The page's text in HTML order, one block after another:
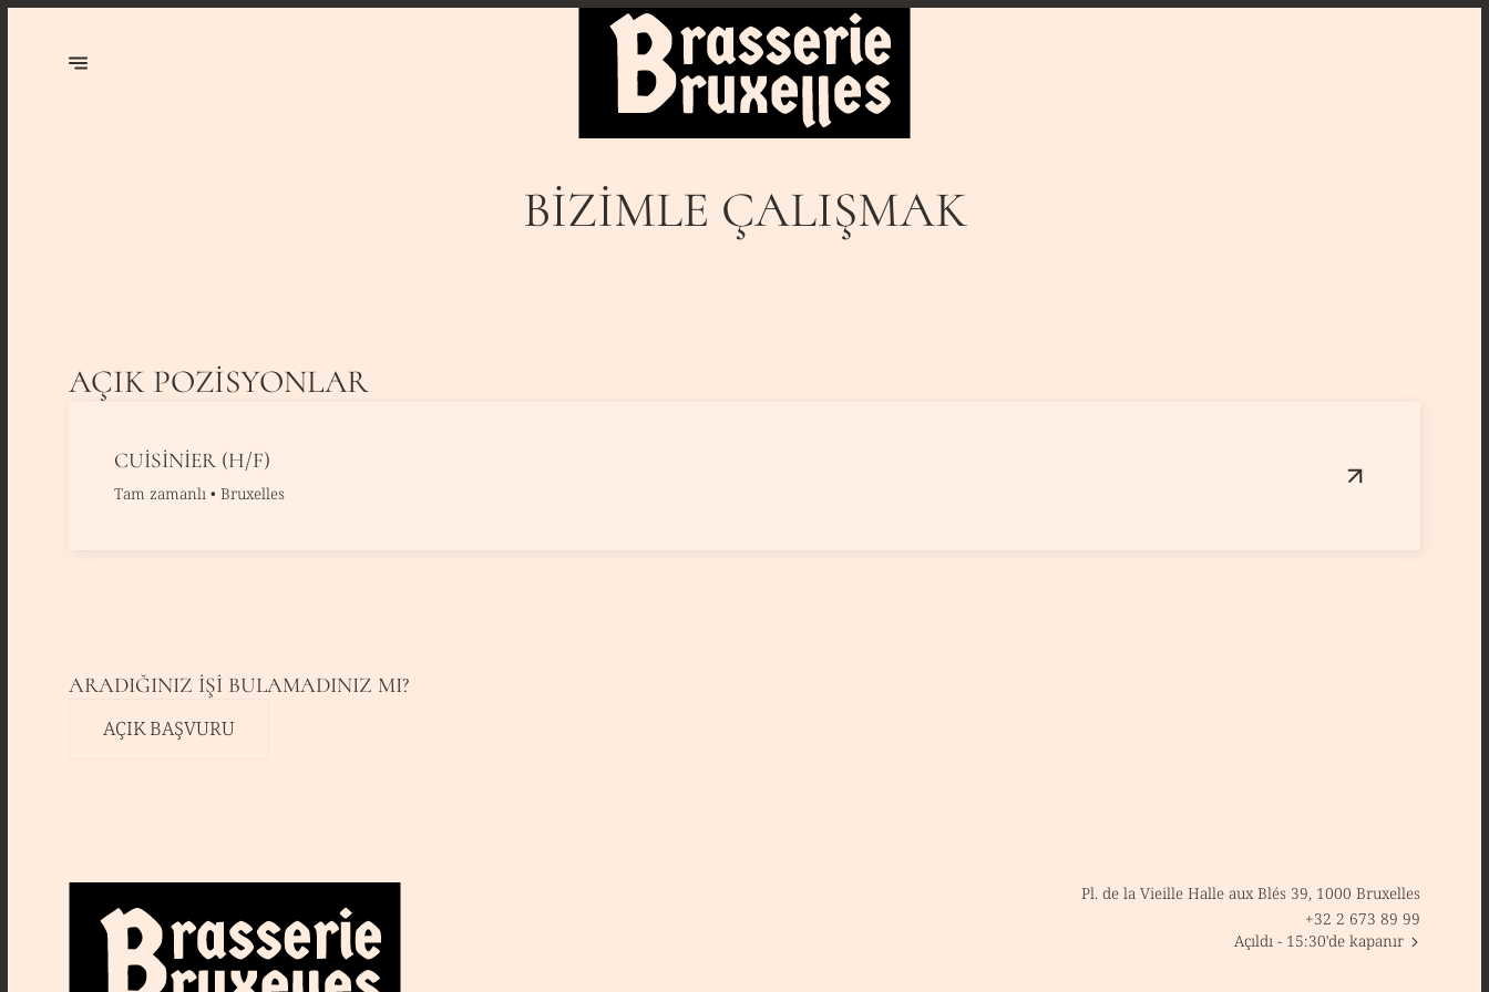
BIZIMLE ÇALIŞMAK
AÇIK POZISYONLAR
CUISINIER (H/F)
Tam zamanlı • Bruxelles
ARADIĞINIZ IŞI BULAMADINIZ MI?
AÇIK BAŞVURU
Pl. de la Vieille Halle aux Blés 39, 1000 Bruxelles
+32 2 673 89 99
Açıldı - 15:30'de kapanır